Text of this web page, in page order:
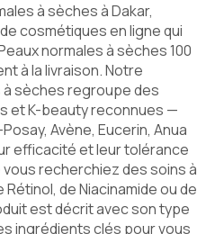
à sèches à Dakar,
cosmétiques en ligne qui
normales à sèches 100
à la livraison. Notre
sèches regroupe des
et K-beauty reconnues —
Avène, Eucerin, Anua
efficacité et leur tolérance
recherchiez des soins à
de Niacinamide ou de
est décrit avec son type
ingrédients clés pour vous